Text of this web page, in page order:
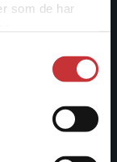
som de har
Sverige.
För
Sveriges
kurslitteratur,
med